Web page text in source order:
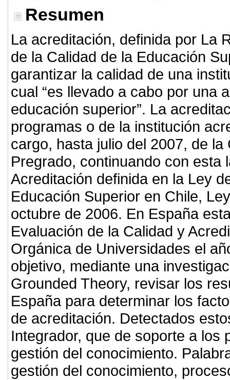
Resumen
La acreditación, definida por La
de la Calidad de la Educación
garantizar la calidad de una
cual “es llevado a cabo por una
educación superior”. La
programas o de la institución
cargo, hasta julio del 2007, de
Pregrado, continuando con esta
Acreditación definida en la Ley
Educación Superior en Chile,
octubre de 2006. En España
Evaluación de la Calidad y
Orgánica de Universidades el
objetivo, mediante una
Grounded Theory, revisar los
España para determinar los
de acreditación. Detectados
Integrador, que de soporte a los
gestión del conocimiento.
gestión del conocimiento,